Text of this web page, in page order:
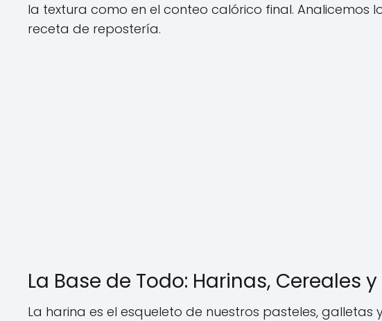
la textura como en el conteo calórico final. Analicemos
receta de repostería.
La Base de Todo: Harinas, Cereales
La harina es el esqueleto de nuestros pasteles,